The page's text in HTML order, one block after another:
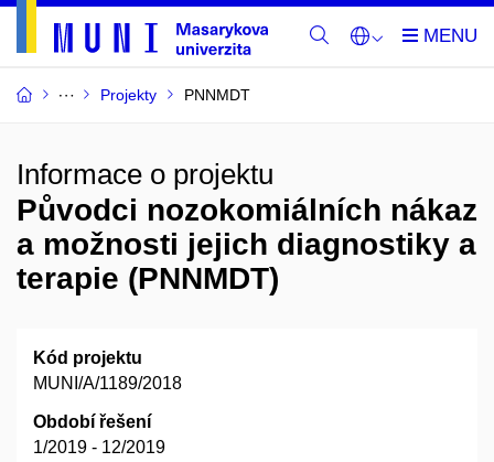
Projekty PNNMDT
Informace o projektu
Původci nozokomiálních nákaz
a možnosti jejich diagnostiky a
terapie (PNNMDT)
Kód projektu
MUNI/A/1189/2018
Období řešení
1/2019 - 12/2019